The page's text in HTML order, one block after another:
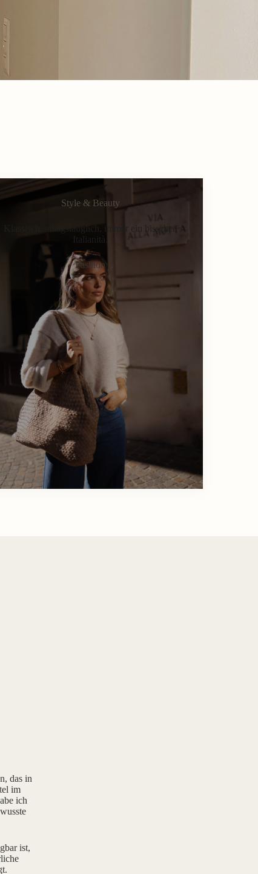
Style & Beauty
Klassisch, alltagstauglich, immer ein bisschen
Italianità.
Fashion
das in
im
ich
ist,